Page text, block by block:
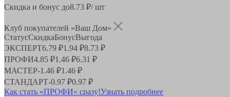
Скидка и бонус до8.73 ₽/ шт
Клуб покупателей «Ваш Дом»
СтатусСкидкаБонусВыгода
ЭКСПЕРТ6.79 ₽1.94 ₽8.73 ₽
ПРОФИ4.85 ₽1.46 ₽6.31 ₽
МАСТЕР-1.46 ₽1.46 ₽
СТАНДАРТ-0.97 ₽0.97 ₽
Как стать «ПРОФИ» сразу!Узнать подробнее